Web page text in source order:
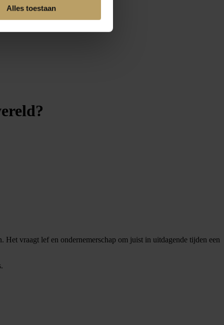
Alles toestaan
vraagt lef en ondernemerschap om juist in uitdagende tijden een